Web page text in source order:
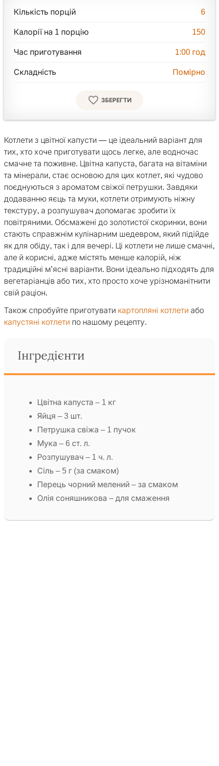
Кількість порцій 6
Калорії на 1 порцію 150
Час приготування 1:00 год
Складність Помірно
ЗБЕРЕГТИ
Котлети з цвітної капусти — це ідеальний варіант для
тих, хто хоче приготувати щось легке, але водночас
смачне та поживне. Цвітна капуста, багата на вітаміни
та мінерали, стає основою для цих котлет, які чудово
поєднуються з ароматом свіжої петрушки. Завдяки
додаванню яєць та муки, котлети отримують ніжну
текстуру, а розпушувач допомагає зробити їх
повітряними. Обсмажені до золотистої скоринки, вони
стають справжнім кулінарним шедевром, який підійде
як для обіду, так і для вечері. Ці котлети не лише смачні,
але й корисні, адже містять менше калорій, ніж
традиційні м’ясні варіанти. Вони ідеально підходять для
вегетаріанців або тих, хто просто хоче урізноманітнити
свій раціон.
Також спробуйте приготувати картопляні котлети або
капустяні котлети по нашому рецепту.
Інгредієнти
Цвітна капуста – 1 кг
Яйця – 3 шт.
Петрушка свіжа – 1 пучок
Мука – 6 ст. л.
Розпушувач – 1 ч. л.
Сіль – 5 г (за смаком)
Перець чорний мелений – за смаком
Олія соняшникова – для смаження